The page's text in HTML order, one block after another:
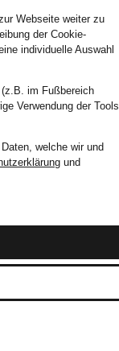
Webseite weiter zu
der Cookie-
individuelle Auswahl
im Fußbereich
Verwendung der Tools
welche wir und
und